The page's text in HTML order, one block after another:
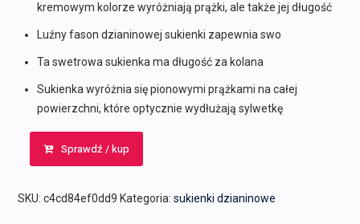
kremowym kolorze wyróżniają prążki, ale także jej długość
Luźny fason dzianinowej sukienki zapewnia swo
Ta swetrowa sukienka ma długość za kolana
Sukienka wyróżnia się pionowymi prążkami na całej
powierzchni, które optycznie wydłużają sylwetkę
Sprawdź / kup
SKU: c4cd84ef0dd9 Kategoria: sukienki dzianinowe